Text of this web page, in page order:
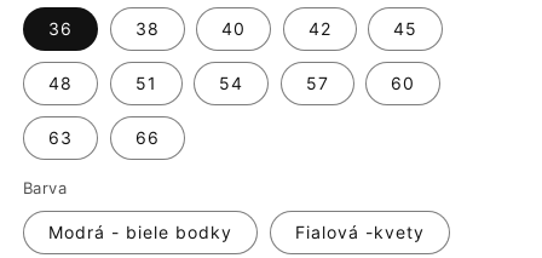
36 38 40 42 45
48 51 54 57 60
63 66
Barva
Modrá - biele bodky Fialová -kvety